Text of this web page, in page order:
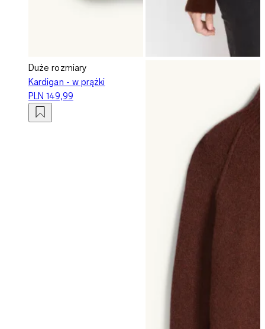
Duże rozmiary
Kardigan - w prążki
PLN 149,99